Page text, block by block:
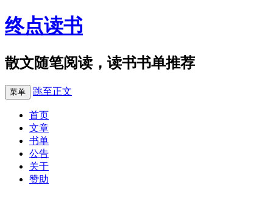
终点读书
散文随笔阅读，读书书单推荐
菜单 跳至正文
首页
文章
书单
公告
关于
赞助